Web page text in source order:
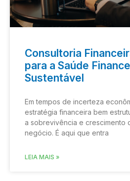
Consultoria
para a Saúde
Sustentável
Em tempos de incerteza
estratégia financeira bem
a sobrevivência e crescimento
negócio. É aqui que entra
LEIA MAIS »